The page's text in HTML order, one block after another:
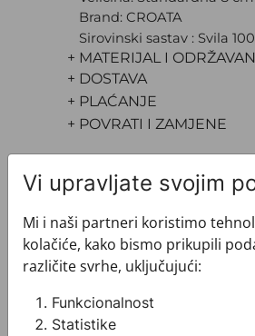
Brand: CROATA
Sirovinski sastav : Svila
+ MATERIJAL I
+ DOSTAVA
+ PLAĆANJE
+ POVRATI I ZAMJENE
Pogledajte i
Vi upravljate svojim
Mi i naši partneri koristimo
kolačiće, kako bismo prikupili
različite svrhe, uključujući:
Funkcionalnost
Statistike